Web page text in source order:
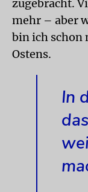
zugebracht.
mehr – aber
bin ich schon
Ostens.
In